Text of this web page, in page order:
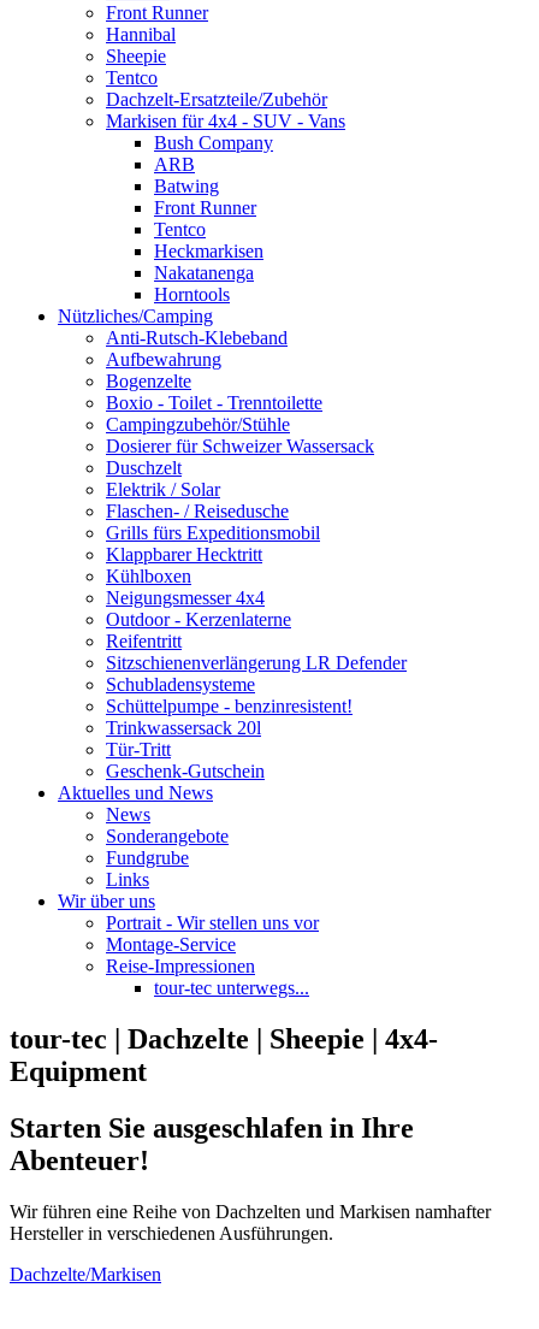
Front Runner
Hannibal
Sheepie
Tentco
Dachzelt-Ersatzteile/Zubehör
Markisen für 4x4 - SUV - Vans
Bush Company
ARB
Batwing
Front Runner
Tentco
Heckmarkisen
Nakatanenga
Horntools
Nützliches/Camping
Anti-Rutsch-Klebeband
Aufbewahrung
Bogenzelte
Boxio - Toilet - Trenntoilette
Campingzubehör/Stühle
Dosierer für Schweizer Wassersack
Duschzelt
Elektrik / Solar
Flaschen- / Reisedusche
Grills fürs Expeditionsmobil
Klappbarer Hecktritt
Kühlboxen
Neigungsmesser 4x4
Outdoor - Kerzenlaterne
Reifentritt
Sitzschienenverlängerung LR Defender
Schubladensysteme
Schüttelpumpe - benzinresistent!
Trinkwassersack 20l
Tür-Tritt
Geschenk-Gutschein
Aktuelles und News
News
Sonderangebote
Fundgrube
Links
Wir über uns
Portrait - Wir stellen uns vor
Montage-Service
Reise-Impressionen
tour-tec unterwegs...
tour-tec | Dachzelte | Sheepie | 4x4-
Equipment
Starten Sie ausgeschlafen in Ihre
Abenteuer!
Wir führen eine Reihe von Dachzelten und Markisen namhafter
Hersteller in verschiedenen Ausführungen.
Dachzelte/Markisen